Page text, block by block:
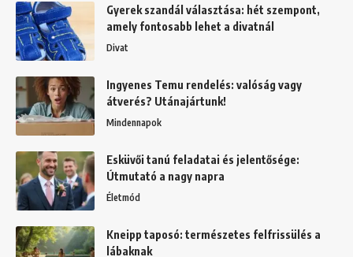
Gyerek szandál választása: hét szempont,
amely fontosabb lehet a divatnál
Divat
Ingyenes Temu rendelés: valóság vagy
átverés? Utánajártunk!
Mindennapok
Esküvői tanú feladatai és jelentősége:
Útmutató a nagy napra
Életmód
Kneipp taposó: természetes felfrissülés a
lábaknak